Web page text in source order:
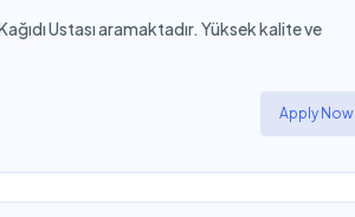
Ustası aramaktadır. Yüksek kalite ve
Apply Now